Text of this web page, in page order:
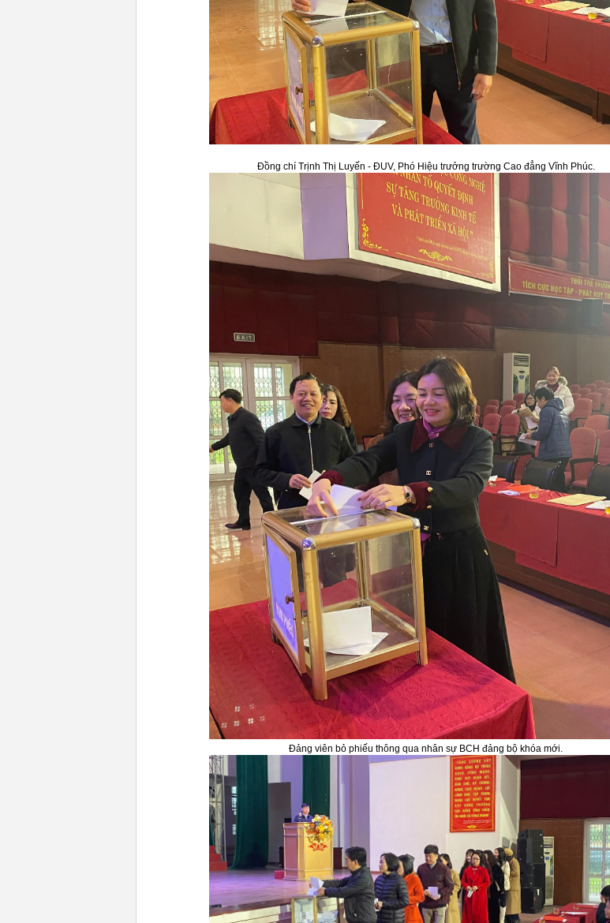
Đồng chí Trịnh Thị Luyến - ĐUV, Phó Hiệu trưởng trường Cao đẳng Vĩnh Phúc.
Đảng viên bỏ phiếu thông qua nhân sự BCH đảng bộ khóa mới.